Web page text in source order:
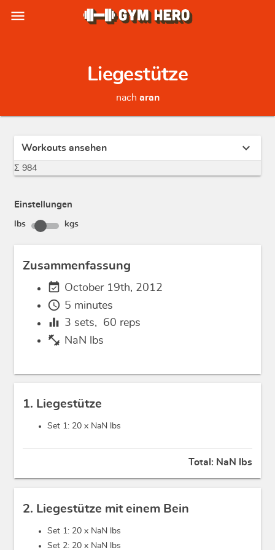
menu
Liegestütze
nach aran
Workouts ansehen expand_more
Σ 984
Einstellungen
lbs kgs
Zusammenfassung
event_available October 19th, 2012
schedule 5 minutes
equalizer 3 sets, 60 reps
fitness_center NaN lbs
1. Liegestütze
Set 1: 20 x NaN lbs
Total: NaN lbs
2. Liegestütze mit einem Bein
Set 1: 20 x NaN lbs
Set 2: 20 x NaN lbs